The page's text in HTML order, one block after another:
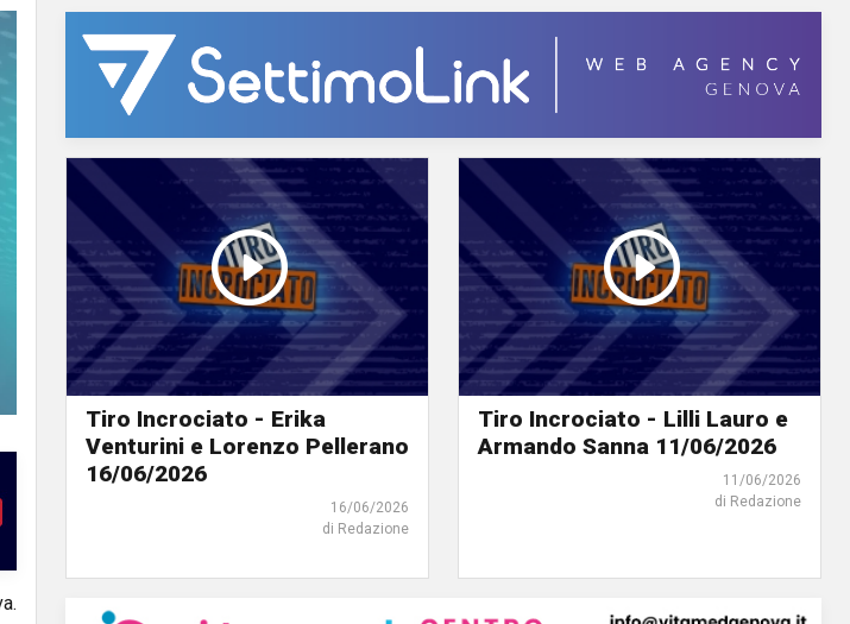
Tiro Incrociato - Erika
Venturini e Lorenzo Pellerano
16/06/2026
16/06/2026
di Redazione
Tiro Incrociato - Lilli Lauro e
Armando Sanna 11/06/2026
11/06/2026
di Redazione